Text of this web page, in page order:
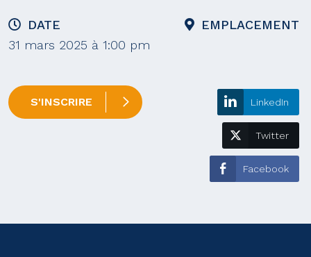
DATE
31 mars 2025 à 1:00 pm
EMPLACEMENT
S'INSCRIRE LinkedIn
Twitter
Facebook